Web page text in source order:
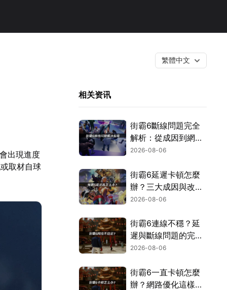
繁體中文
出現進度
取材自球
相关资讯
街霸6斷線問題完全
解析：從成因到網路
優化的實用攻略！
2026-08-06
街霸6延遲卡頓怎麼
辦？三大成因與改善
對策！
2026-08-06
街霸6連線不穩？延
遲與斷線問題的完整
解決指南！
2026-08-06
街霸6一直卡頓怎麼
辦？網路優化這樣解